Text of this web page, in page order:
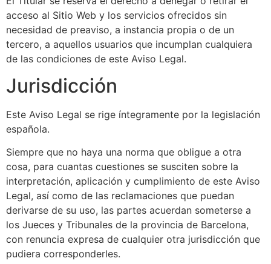
acceso al Sitio Web y los servicios ofrecidos sin
necesidad de preaviso, a instancia propia o de un
tercero, a aquellos usuarios que incumplan cualquiera
de las condiciones de este Aviso Legal.
Jurisdicción
Este Aviso Legal se rige íntegramente por la legislación
española.
Siempre que no haya una norma que obligue a otra
cosa, para cuantas cuestiones se susciten sobre la
interpretación, aplicación y cumplimiento de este Aviso
Legal, así como de las reclamaciones que puedan
derivarse de su uso, las partes acuerdan someterse a
los Jueces y Tribunales de la provincia de Barcelona,
con renuncia expresa de cualquier otra jurisdicción que
pudiera corresponderles.